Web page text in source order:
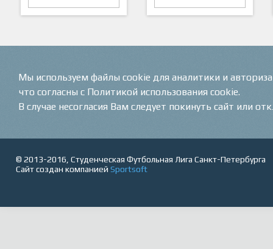
© 2013-2016, Студенческая Футбольная Лига Санкт-Петербурга
Сайт создан компанией Sportsoft
Мы используем файлы cookie для аналитики и
что согласны с Политикой использования cookie.
В случае несогласия Вам следует покинуть сайт или